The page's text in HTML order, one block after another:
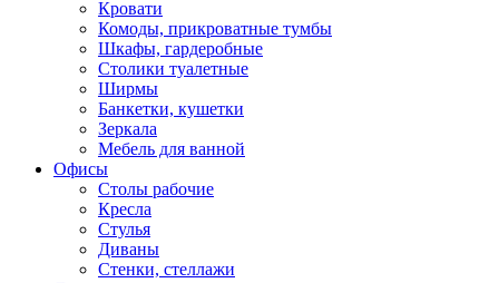
Кровати
Комоды, прикроватные тумбы
Шкафы, гардеробные
Столики туалетные
Ширмы
Банкетки, кушетки
Зеркала
Мебель для ванной
Офисы
Столы рабочие
Кресла
Стулья
Диваны
Стенки, стеллажи